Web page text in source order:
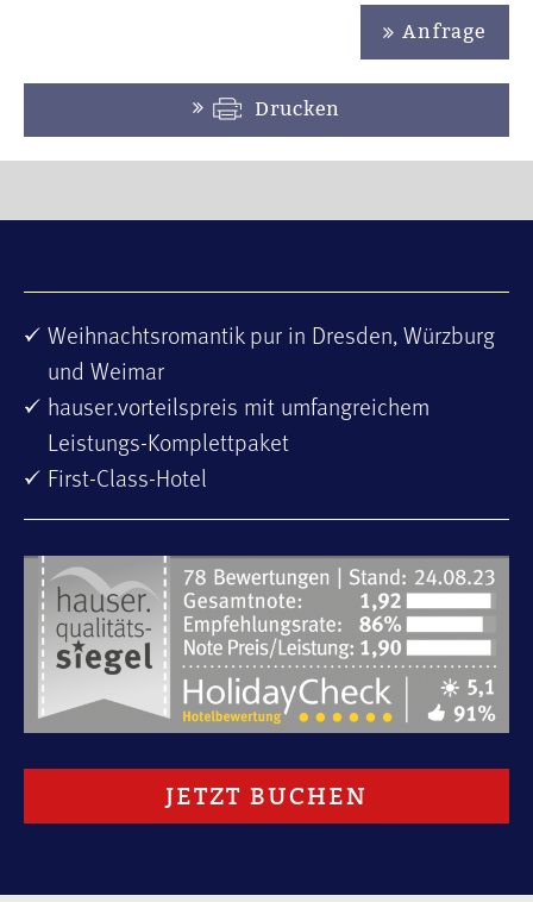
Anfrage
Drucken
Weihnachtsromantik pur in Dresden, Würzburg
und Weimar
hauser.vorteilspreis mit umfangreichem
Leistungs-Komplettpaket
First-Class-Hotel
JETZT BUCHEN